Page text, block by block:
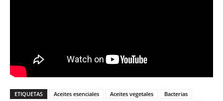
ETIQUETAS Aceites esenciales Aceites vegetales
Bacterias